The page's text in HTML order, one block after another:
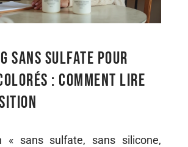
sans sulfate pour
: comment lire
« sans sulfate, sans silicone,